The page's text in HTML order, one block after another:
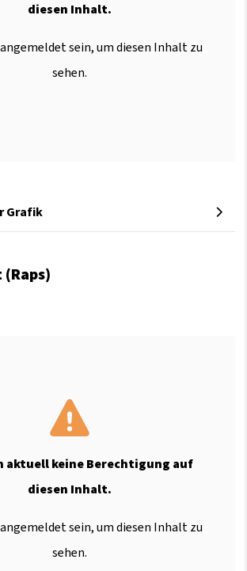
diesen Inhalt.
sein, um diesen Inhalt zu
sehen.
Grafik
aktuell keine Berechtigung auf
diesen Inhalt.
sein, um diesen Inhalt zu
sehen.